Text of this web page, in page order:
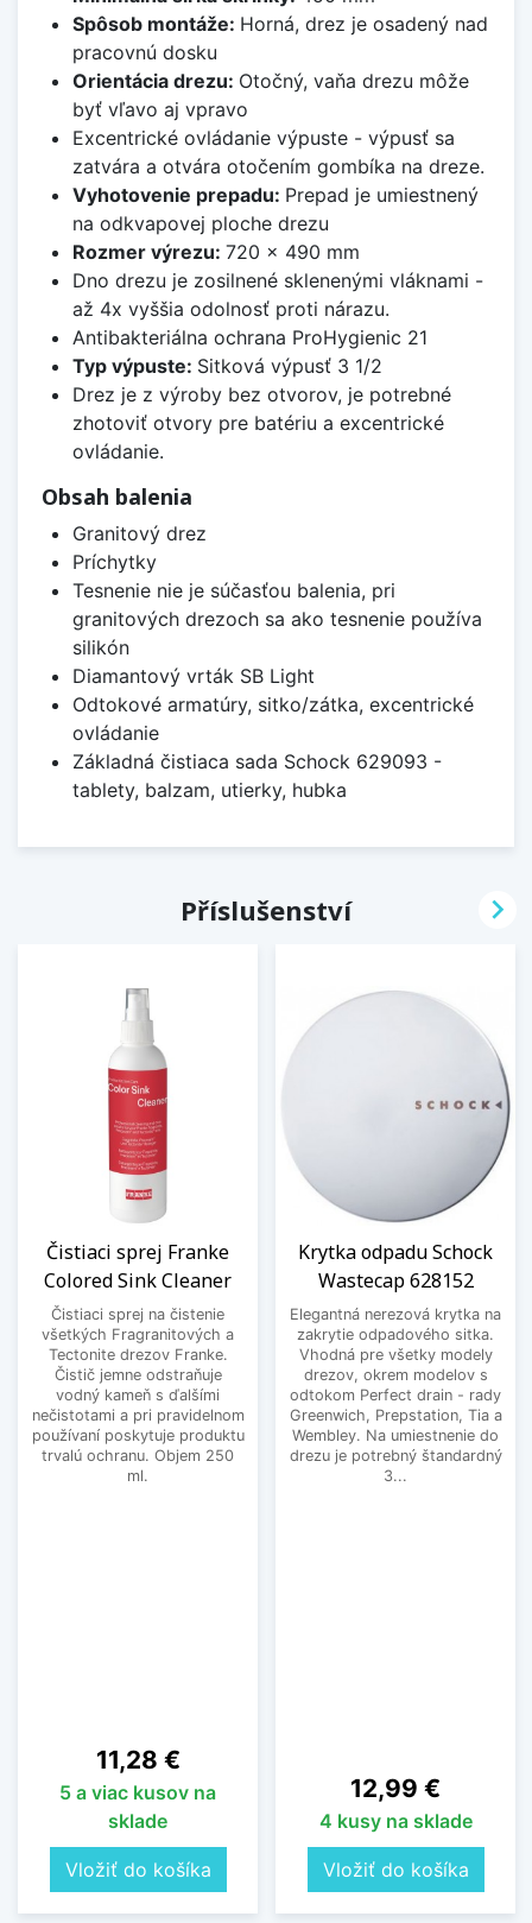
Spôsob montáže: Horná, drez je osadený nad
pracovnú dosku
Orientácia drezu: Otočný, vaňa drezu môže
byť vľavo aj vpravo
Excentrické ovládanie výpuste - výpusť sa
zatvára a otvára otočením gombíka na dreze.
Vyhotovenie prepadu: Prepad je umiestnený
na odkvapovej ploche drezu
Rozmer výrezu: 720 x 490 mm
Dno drezu je zosilnené sklenenými vláknami -
až 4x vyššia odolnosť proti nárazu.
Antibakteriálna ochrana ProHygienic 21
Typ výpuste: Sitková výpusť 3 1/2
Drez je z výroby bez otvorov, je potrebné
zhotoviť otvory pre batériu a excentrické
ovládanie.
Obsah balenia
Granitový drez
Príchytky
Tesnenie nie je súčasťou balenia, pri
granitových drezoch sa ako tesnenie používa
silikón
Diamantový vrták SB Light
Odtokové armatúry, sitko/zátka, excentrické
ovládanie
Základná čistiaca sada Schock 629093 -
tablety, balzam, utierky, hubka
Příslušenství
Čistiaci sprej Franke
Colored Sink Cleaner
Čistiaci sprej na čistenie
všetkých Fragranitových a
Tectonite drezov Franke.
Čistič jemne odstraňuje
vodný kameň s ďalšími
nečistotami a pri pravidelnom
používaní poskytuje produktu
trvalú ochranu. Objem 250
ml.
Cena
11,28 €
5 a viac kusov na
sklade
Vložiť do košíka
Krytka odpadu Schock
Wastecap 628152
Elegantná nerezová krytka na
zakrytie odpadového sitka.
Vhodná pre všetky modely
drezov, okrem modelov s
odtokom Perfect drain - rady
Greenwich, Prepstation, Tia a
Wembley. Na umiestnenie do
drezu je potrebný štandardný
3...
Cena
12,99 €
4 kusy na sklade
Vložiť do košíka
